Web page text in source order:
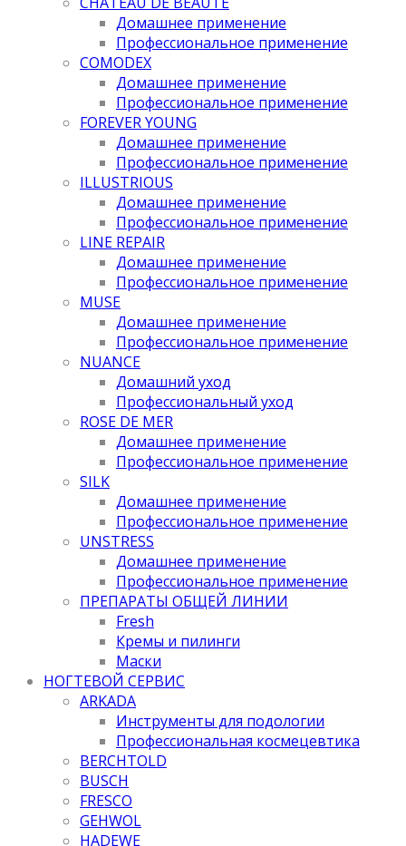
Домашнее применение
Профессиональное применение
COMODEX
Домашнее применение
Профессиональное применение
FOREVER YOUNG
Домашнее применение
Профессиональное применение
ILLUSTRIOUS
Домашнее применение
Профессиональное применение
LINE REPAIR
Домашнее применение
Профессиональное применение
MUSE
Домашнее применение
Профессиональное применение
NUANCE
Домашний уход
Профессиональный уход
ROSE DE MER
Домашнее применение
Профессиональное применение
SILK
Домашнее применение
Профессиональное применение
UNSTRESS
Домашнее применение
Профессиональное применение
ПРЕПАРАТЫ ОБЩЕЙ ЛИНИИ
Fresh
Кремы и пилинги
Маски
НОГТЕВОЙ СЕРВИС
ARKADA
Инструменты для подологии
Профессиональная космецевтика
BERCHTOLD
BUSCH
FRESCO
GEHWOL
HADEWE